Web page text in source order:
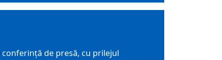
de presă, cu prilejul